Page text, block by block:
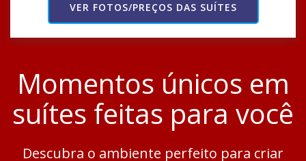
VER FOTOS/PREÇOS DAS SUÍTES
Momentos únicos em
suítes feitas para você
Descubra o ambiente perfeito para criar